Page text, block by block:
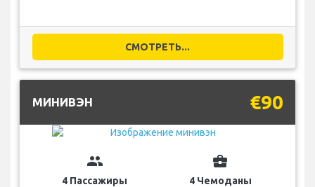
СМОТРЕТЬ...
МИНИВЭН €90
group
4 Пассажиры
business_center
4 Чемоданы